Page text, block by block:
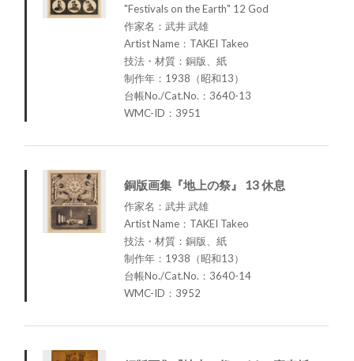
"Festivals on the Earth" 12 God
作家名：武井 武雄
Artist Name：TAKEI Takeo
技法・材質：銅版、紙
制作年：1938（昭和13）
台帳No./Cat.No.：3640-13
WMC-ID：3951
銅版画集『地上の祭』 13 休息
作家名：武井 武雄
Artist Name：TAKEI Takeo
技法・材質：銅版、紙
制作年：1938（昭和13）
台帳No./Cat.No.：3640-14
WMC-ID：3952